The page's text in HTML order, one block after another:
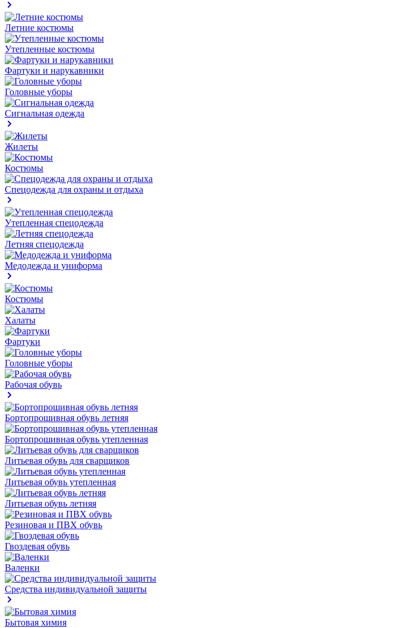
Летние костюмы
Утепленные костюмы
Фартуки и нарукавники
Головные уборы
Сигнальная одежда
Жилеты
Костюмы
Спецодежда для охраны и отдыха
Утепленная спецодежда
Летняя спецодежда
Медодежда и униформа
Костюмы
Халаты
Фартуки
Головные уборы
Рабочая обувь
Бортопрошивная обувь летняя
Бортопрошивная обувь утепленная
Литьевая обувь для сварщиков
Литьевая обувь утепленная
Литьевая обувь летняя
Резиновая и ПВХ обувь
Гвоздевая обувь
Валенки
Средства индивидуальной защиты
Бытовая химия